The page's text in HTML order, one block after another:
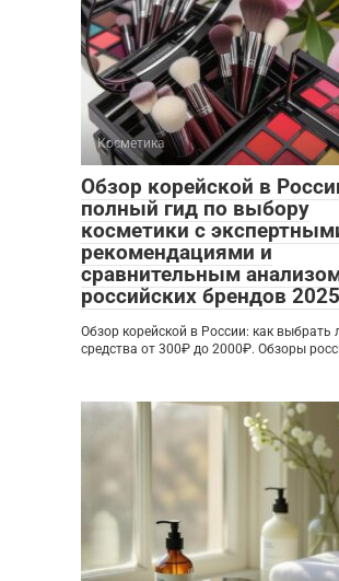
Косметика
Обзор корейской в
полный гид по выбору
косметики с
рекомендациями и
сравнительным
российских брендов 2025
Обзор корейской в России: как выбрать
средства от 300₽ до 2000₽. Обзоры